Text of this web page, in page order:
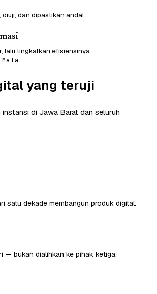
dan dipastikan andal.
lalu tingkatkan efisiensinya.
yang teruji
di Jawa Barat dan seluruh
satu dekade membangun produk digital.
— bukan dialihkan ke pihak ketiga.